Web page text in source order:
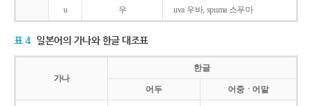
u 우 uva 우바, spuma 스푸마
표 4 일본어의 가나와 한글 대조표
가나
한글
어두 어중ㆍ어말